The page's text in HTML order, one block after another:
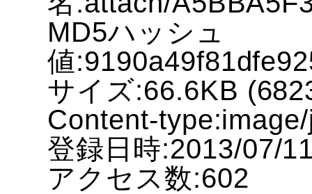
MD5ハッシュ
値
サイズ:66.6KB
Content-
登録日時:2013/07/
アクセス数:602